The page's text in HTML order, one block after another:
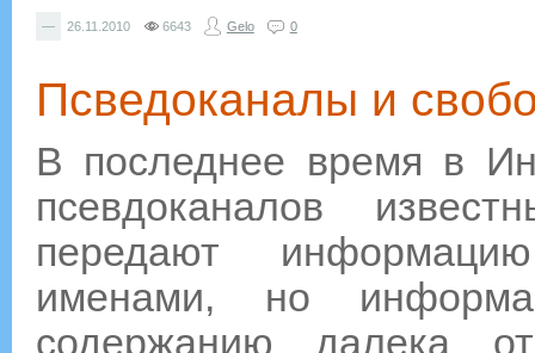
— 26.11.2010 6643 Gelo 0
Псведоканалы и
В последнее время в
псевдоканалов
передают
именами, но
содержанию далека